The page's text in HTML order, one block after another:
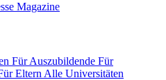
Magazine
Für Auszubildende Für
Eltern Alle Universitäten